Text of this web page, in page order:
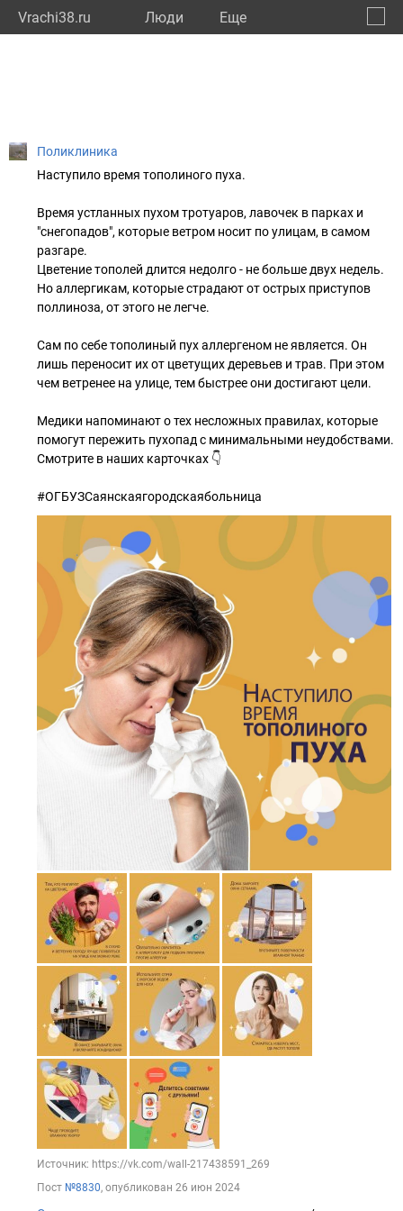
Vrachi38.ru Люди Eще
Поликлиника
Наступило время тополиного пуха.
Время устланных пухом тротуаров, лавочек в парках и
"снегопадов", которые ветром носит по улицам, в самом
разгаре.
Цветение тополей длится недолго - не больше двух недель.
Но аллергикам, которые страдают от острых приступов
поллиноза, от этого не легче.
Сам по себе тополиный пух аллергеном не является. Он
лишь переносит их от цветущих деревьев и трав. При этом
чем ветренее на улице, тем быстрее они достигают цели.
Медики напоминают о тех несложных правилах, которые
помогут пережить пухопад с минимальными неудобствами.
Смотрите в наших карточках 👇
#ОГБУЗСаянскаягородскаябольница
Источник: https://vk.com/wall-217438591_269
Пост №8830, опубликован 26 июн 2024